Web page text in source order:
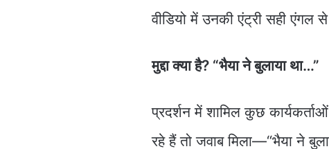
वीडियो में उनकी एंट्री सही एंगल से
मुद्दा क्या है? “भैया ने बुलाया था…”
प्रदर्शन में शामिल कुछ
रहे हैं तो जवाब मिला—“भैया ने